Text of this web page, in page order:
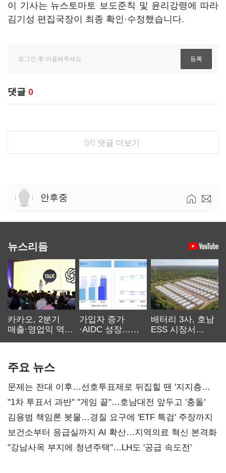
이 기사는 뉴스토마토 보도준칙 및 윤리강령에 따라
김기성 편집국장이 최종 확인·수정했습니다.
댓글 0
0/0 댓글 더보기
안후중
뉴스리듬
카카오, 2분기
매출·영업익 역대
가입자 증가
·AIDC 성장…
배터리 3사, 호남
ESS 시장서
주요 뉴스
문제는 전대 이후…선호투표제로 뒤집힐 땐 '지지층
불복'
"1차 투표서 과반" "게임 끝"…호남대전 앞두고 '충돌'
김용범 책임론 봇물…경질 요구에 'ETF 특검' 주장까지
보건소부터 응급실까지 AI 확산…지역의료 혁신 본격화
"강남사옥 부지에 청년주택"…LH도 '공급 속도전'